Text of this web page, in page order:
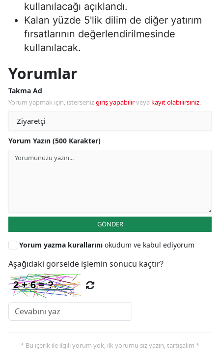
kullanılacağı açıklandı.
Kalan yüzde 5'lik dilim de diğer yatırım
fırsatlarının değerlendirilmesinde
kullanılacak.
Yorumlar
Takma Ad
Yorum yapmak için, istersenizgiriş yapabilirveya kayıt olabilirsiniz.
Yorum Yazın (500 Karakter)
GÖNDER
Yorum yazma kurallarını okudum ve kabul ediyorum
Aşağıdaki görselde işlemin sonucu kaçtır?
* Bu içerik ile ilgili yorum yok, ilk yorumu siz yazın, tartışalım *